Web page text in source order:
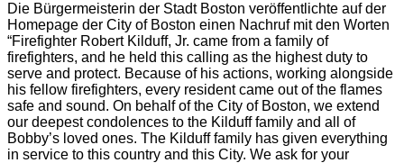
Die Bürgermeisterin der Stadt Boston veröffentlichte auf der
Homepage der City of Boston einen Nachruf mit den Worten
“Firefighter Robert Kilduff, Jr. came from a family of
firefighters, and he held this calling as the highest duty to
serve and protect. Because of his actions, working alongside
his fellow firefighters, every resident came out of the flames
safe and sound. On behalf of the City of Boston, we extend
our deepest condolences to the Kilduff family and all of
Bobby’s loved ones. The Kilduff family has given everything
in service to this country and this City. We ask for your